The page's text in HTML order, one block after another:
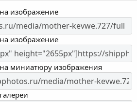
изображение
изображение
миниатюру изображения